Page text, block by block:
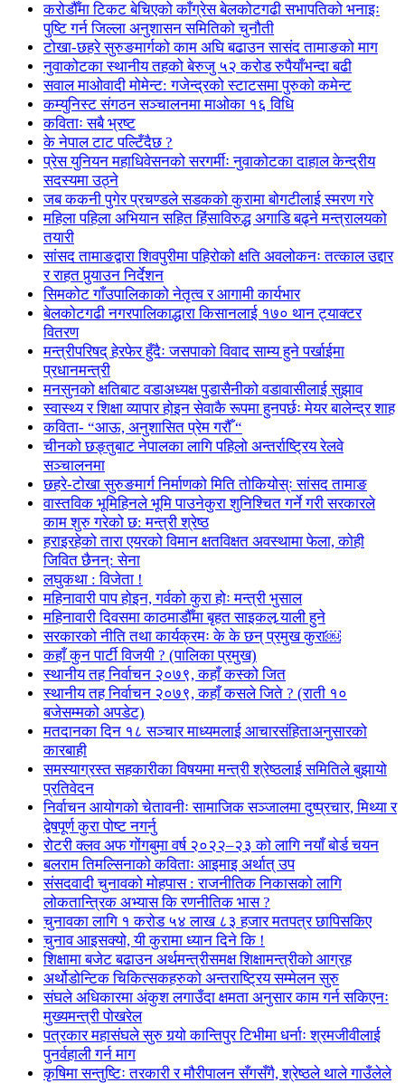
करोडौँमा टिकट बेचिएको काँग्रेस बेलकोटगढी सभापतिको भनाइः
पुष्टि गर्न जिल्ला अनुशासन समितिको चुनौती
टोखा-छहरे सुरुङमार्गको काम अघि बढाउन सासंद तामाङको माग
नुवाकोटका स्थानीय तहको बेरुजु ५२ करोड रुपैयाँभन्दा बढी
सवाल माओवादी मोमेन्ट: गजेन्द्रको स्टाटसमा पुरुको कमेन्ट
कम्युनिस्ट संगठन सञ्चालनमा माओका १६ विधि
कविताः सबै भ्रष्ट
के नेपाल टाट पल्टिँदैछ ?
प्रेस युनियन महाधिवेसनको सरगर्मीः नुवाकोटका दाहाल केन्द्रीय
सदस्यमा उठ्ने
जब ककनी पुगेर प्रचण्डले सडकको कुरामा बोगटीलाई स्मरण गरे
महिला पहिला अभियान सहित हिंसाविरुद्ध अगाडि बढ्ने मन्त्रालयको
तयारी
सांसद तामाङद्वारा शिवपुरीमा पहिरोको क्षति अवलोकनः तत्काल उद्दार
र राहत पुर्‍याउन निर्देशन
सिमकोट गाँउपालिकाको नेतृत्व र आगामी कार्यभार
बेलकोटगढी नगरपालिकाद्धारा किसानलाई १७० थान ट्याक्टर
वितरण
मन्त्रीपरिषद् हेरफेर हुँदैः जसपाको विवाद साम्य हुने पर्खाईमा
प्रधानमन्त्री
मनसुनको क्षतिबाट वडाअध्यक्ष पुडासैनीको वडावासीलाई सुझाव
स्वास्थ्य र शिक्षा व्यापार होइन सेवाकै रूपमा हुनपर्छः मेयर बालेन्द्र शाह
कविता- “आऊ, अनुशासित प्रेम गरौँ “
चीनको छङ्तुबाट नेपालका लागि पहिलो अन्तर्राष्ट्रिय रेलवे
सञ्चालनमा
छहरे-टोखा सुरुङमार्ग निर्माणको मिति तोकियोस्ः सांसद तामाङ
वास्तविक भूमिहिनले भूमि पाउनेकुरा शुनिश्चित गर्ने गरी सरकारले
काम शुरु गरेको छ: मन्त्री श्रेष्ठ
हराइरहेको तारा एयरको विमान क्षतविक्षत अवस्थामा फेला, कोही
जिवित छैनन्: सेना
लघुकथा : विजेता !
महिनावारी पाप होइन, गर्वको कुरा होः मन्त्री भुसाल
महिनावारी दिवसमा काठमाडौँमा बृहत साइकल र्‍याली हुने
सरकारको नीति तथा कार्यक्रमः के के छन् प्रमुख कुरा￼
कहाँ कुन पार्टी विजयी ? (पालिका प्रमुख)
स्थानीय तह निर्वाचन २०७९, कहाँ कस्को जित
स्थानीय तह निर्वाचन २०७९, कहाँ कसले जिते ? (राती १०
बजेसम्मको अपडेट)
मतदानका दिन १८ सञ्चार माध्यमलाई आचारसंहिताअनुसारको
कारबाही
समस्याग्रस्त सहकारीका विषयमा मन्त्री श्रेष्ठलाई समितिले बुझायो
प्रतिवेदन
निर्वाचन आयोगको चेतावनीः सामाजिक सञ्जालमा दुष्प्रचार, मिथ्या र
द्वेषपूर्ण कुरा पोष्ट नगर्नु
रोटरी क्लव अफ गोंगबुमा वर्ष २०२२–२३ को लागि नयाँ बोर्ड चयन
बलराम तिमल्सिनाको कविताः आइमाइ अर्थात् उप
संसदवादी चुनावको मोहपास : राजनीतिक निकासको लागि
लोकतान्त्रिक अभ्यास कि रणनीतिक भास ?
चुनावका लागि १ करोड ५४ लाख ८३ हजार मतपत्र छापिसकिए
चुनाव आइसक्यो, यी कुरामा ध्यान दिने कि !
शिक्षामा बजेट बढाउन अर्थमन्त्रीसमक्ष शिक्षामन्त्रीको आग्रह
अर्थोडोन्टिक चिकित्सकहरुको अन्तराष्ट्रिय सम्मेलन सुरु
संघले अधिकारमा अंकुश लगाउँदा क्षमता अनुसार काम गर्न सकिएनः
मुख्यमन्त्री पोखरेल
पत्रकार महासंघले सुरु गर्‍यो कान्तिपुर टिभीमा धर्नाः श्रमजीवीलाई
पुनर्वहाली गर्न माग
कृषिमा सन्तुष्टिः तरकारी र मौरीपालन सँगसँगै, श्रेष्ठले थाले गाउँलेले